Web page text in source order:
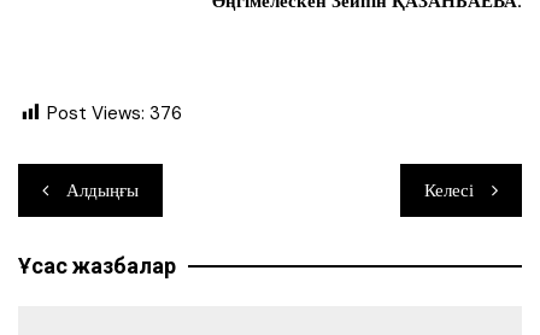
Post Views: 376
Навигация
по
записям
Алдыңғы Келесі
Ұқсас жазбалар